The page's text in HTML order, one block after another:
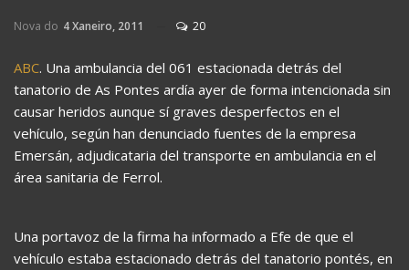
Nova do 4 Xaneiro, 2011 20
ABC. Una ambulancia del 061 estacionada detrás del
tanatorio de As Pontes ardía ayer de forma intencionada sin
causar heridos aunque sí graves desperfectos en el
vehículo, según han denunciado fuentes de la empresa
Emersán, adjudicataria del transporte en ambulancia en el
área sanitaria de Ferrol.
Una portavoz de la firma ha informado a Efe de que el
vehículo estaba estacionado detrás del tanatorio pontés, en